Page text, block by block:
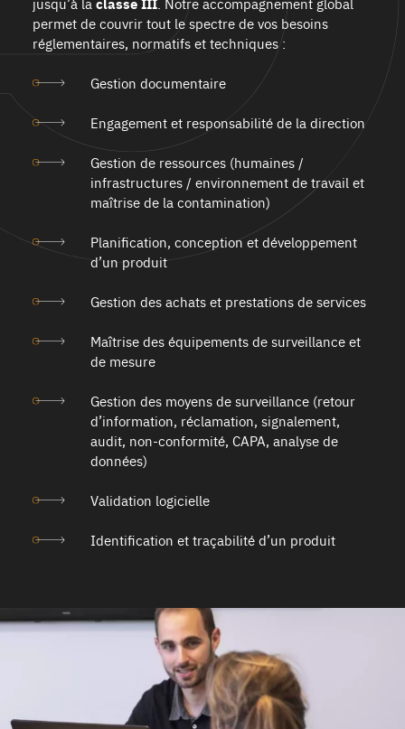
permet de couvrir tout le spectre de vos besoins
réglementaires, normatifs et techniques :
Gestion documentaire
Engagement et responsabilité de la direction
Gestion de ressources (humaines /
infrastructures / environnement de travail et
maîtrise de la contamination)
Planification, conception et développement
d’un produit
Gestion des achats et prestations de services
Maîtrise des équipements de surveillance et
de mesure
Gestion des moyens de surveillance (retour
d’information, réclamation, signalement,
audit, non-conformité, CAPA, analyse de
données)
Validation logicielle
Identification et traçabilité d’un produit